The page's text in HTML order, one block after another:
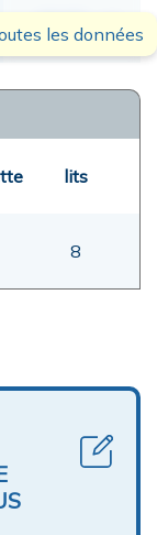
00,00
les données
lits
8